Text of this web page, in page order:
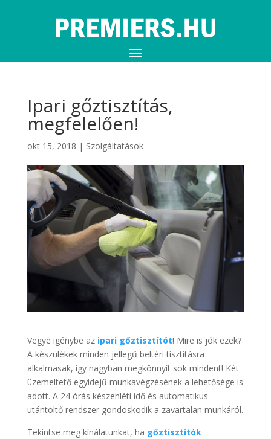
Ipari gőztisztítás,
megfelelően!
okt 15, 2018 | Szolgáltatások
Vegye igénybe az ipari gőztisztítót! Mire is jók ezek?
A készülékek minden jellegű beltéri tisztításra
alkalmasak, így nagyban megkönnyít sok mindent! Két
üzemeltető egyidejű munkavégzésének a lehetősége is
adott. A 24 órás készenléti idő és automatikus
utántöltő rendszer gondoskodik a zavartalan munkáról.
Tekintse meg kínálatunkat, ha gőztisztítók